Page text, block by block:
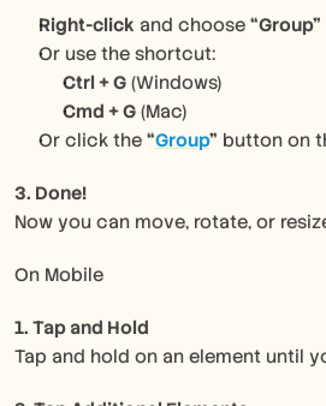
Right-click and choose “Group”
Or use the shortcut:
Ctrl + G (Windows)
Cmd + G (Mac)
Or click the “Group” button on
3. Done!
Now you can move, rotate, or
On Mobile
1. Tap and Hold
Tap and hold on an element until